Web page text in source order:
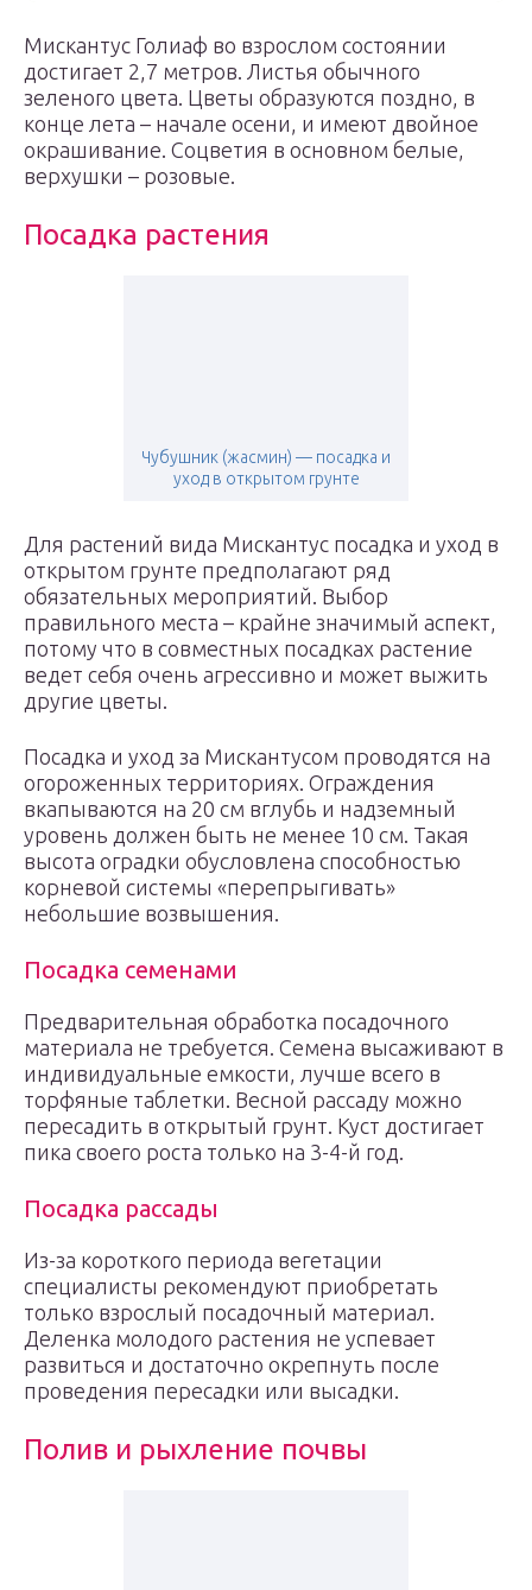
Мискантус Голиаф во взрослом состоянии
достигает 2,7 метров. Листья обычного
зеленого цвета. Цветы образуются поздно, в
конце лета – начале осени, и имеют двойное
окрашивание. Соцветия в основном белые,
верхушки – розовые.
Посадка растения
Чубушник (жасмин) — посадка и
уход в открытом грунте
Для растений вида Мискантус посадка и уход в
открытом грунте предполагают ряд
обязательных мероприятий. Выбор
правильного места – крайне значимый аспект,
потому что в совместных посадках растение
ведет себя очень агрессивно и может выжить
другие цветы.
Посадка и уход за Мискантусом проводятся на
огороженных территориях. Ограждения
вкапываются на 20 см вглубь и надземный
уровень должен быть не менее 10 см. Такая
высота оградки обусловлена способностью
корневой системы «перепрыгивать»
небольшие возвышения.
Посадка семенами
Предварительная обработка посадочного
материала не требуется. Семена высаживают в
индивидуальные емкости, лучше всего в
торфяные таблетки. Весной рассаду можно
пересадить в открытый грунт. Куст достигает
пика своего роста только на 3-4-й год.
Посадка рассады
Из-за короткого периода вегетации
специалисты рекомендуют приобретать
только взрослый посадочный материал.
Деленка молодого растения не успевает
развиться и достаточно окрепнуть после
проведения пересадки или высадки.
Полив и рыхление почвы